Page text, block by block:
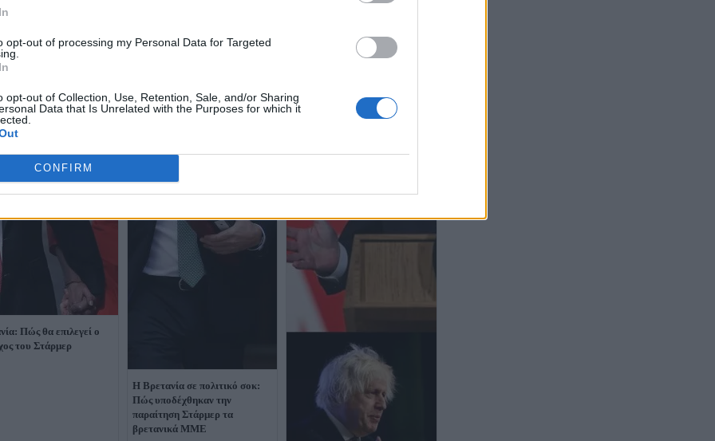
opt-out of processing my Personal Data for Targeted
opt-out of Collection, Use, Retention, Sale, and/or Sharing
Data that Is Unrelated with the Purposes for which it
CONFIRM
Πώς θα επιλεγεί ο
του Στάρμερ
Η Βρετανία σε πολιτικό σοκ:
Πώς υποδέχθηκαν την
παραίτηση Στάρμερ τα
βρετανικά ΜΜΕ